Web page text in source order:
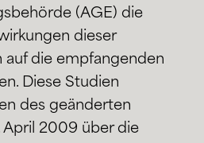
(AGE) die
dieser
auf die empfangenden
Diese Studien
des geänderten
April 2009 über die